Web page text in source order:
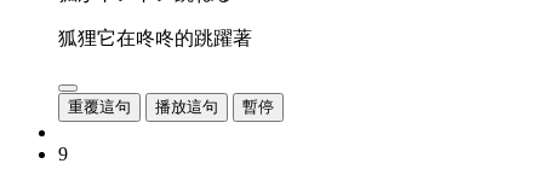
狐狸它在咚咚的跳躍著
重覆這句 播放這句 暫停
9